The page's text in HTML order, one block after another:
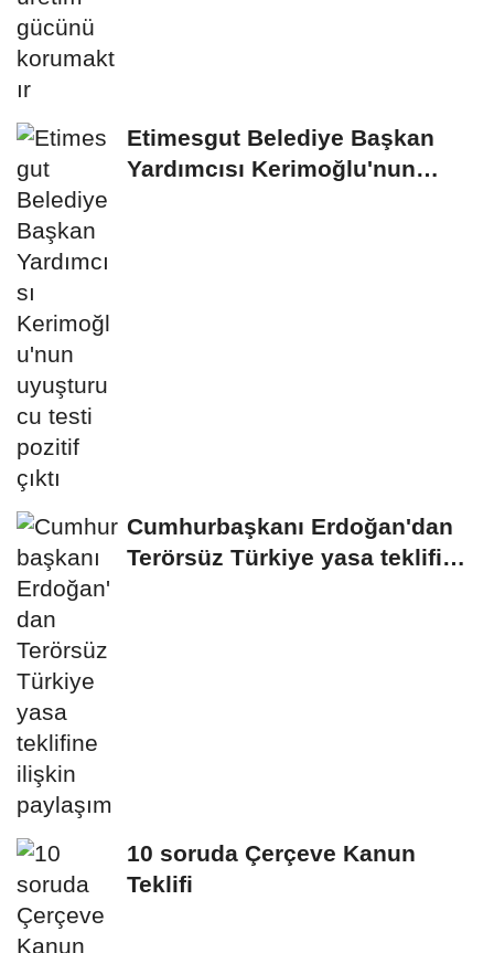
Etimesgut Belediye Başkan
Yardımcısı Kerimoğlu'nun
Cumhurbaşkanı Erdoğan'dan
Terörsüz Türkiye yasa teklifine
10 soruda Çerçeve Kanun
Teklifi